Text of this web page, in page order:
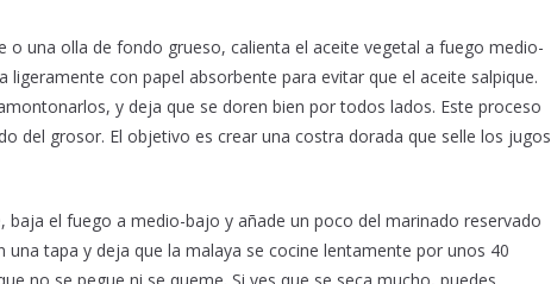
o una olla de fondo grueso, calienta el aceite vegetal a fuego medio-
ligeramente con papel absorbente para evitar que el aceite salpique.
y deja que se doren bien por todos lados. Este proceso
del grosor. El objetivo es crear una costra dorada que selle los jugos
baja el fuego a medio-bajo y añade un poco del marinado reservado
tapa y deja que la malaya se cocine lentamente por unos 40